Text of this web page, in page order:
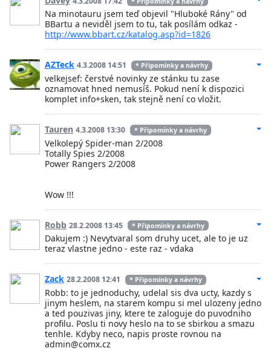
Na minotauru jsem teď objevil "Hluboké Rány" od
BBartu a neviděl jsem to tu, tak posílám odkaz -
http://www.bbart.cz/katalog.asp?id=1826
AZTeck 4.3.2008 14:51 * Připomínky a návrhy
velkejsef: čerstvé novinky ze stánku tu zase
oznamovat hned nemusíš. Pokud není k dispozici
komplet info+sken, tak stejně není co vložit.
Tauren 4.3.2008 13:30 * Připomínky a návrhy
Velkolepý Spider-man 2/2008
Totally Spies 2/2008
Power Rangers 2/2008
Wow !!!
Robb 28.2.2008 13:45 * Připomínky a návrhy
Dakujem :) Nevytvaral som druhy ucet, ale to je uz
teraz vlastne jedno - este raz - vdaka
Zack 28.2.2008 12:41 * Připomínky a návrhy
Robb: to je jednoduchy, udelal sis dva ucty, kazdy s
jinym heslem, na starem kompu si mel ulozeny jedno
a ted pouzivas jiny, ktere te zaloguje do puvodniho
profilu. Poslu ti novy heslo na to se sbirkou a smazu
tenhle. Kdyby neco, napis proste rovnou na
admin@comx.cz